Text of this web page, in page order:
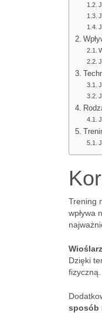
Trening
wpływa
Dzięki
fizyczną.
sposób